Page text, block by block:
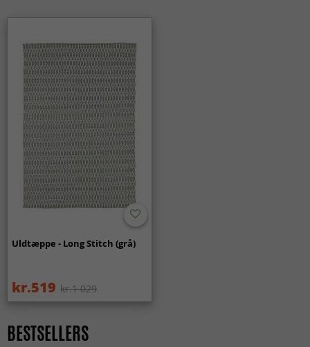
Uldtæppe - Long Stitch (grå)
kr.519 kr.1 029
BESTSELLERS